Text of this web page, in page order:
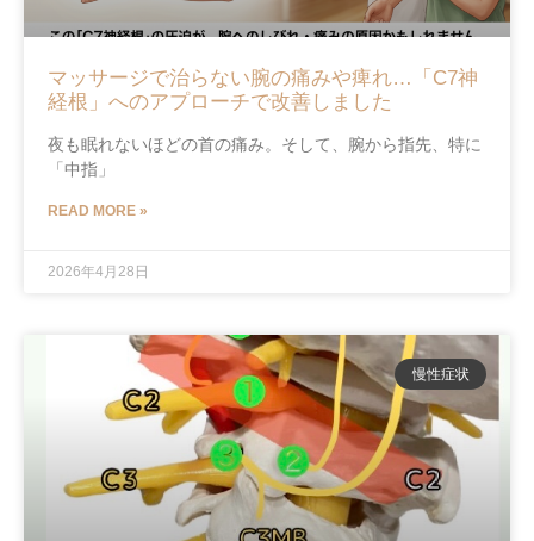
マッサージで治らない腕の痛みや痺れ…「C7神
経根」へのアプローチで改善しました
夜も眠れないほどの首の痛み。そして、腕から指先、特に
「中指」
READ MORE »
2026年4月28日
慢性症状